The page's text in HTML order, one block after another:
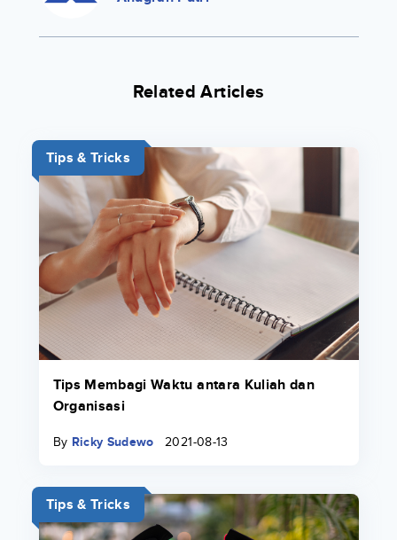
Related Articles
Tips & Tricks
Tips Membagi Waktu antara Kuliah dan
Organisasi
By Ricky Sudewo 2021-08-13
Tips & Tricks